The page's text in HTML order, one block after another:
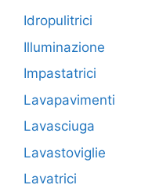
Idropulitrici
Illuminazione
Impastatrici
Lavapavimenti
Lavasciuga
Lavastoviglie
Lavatrici